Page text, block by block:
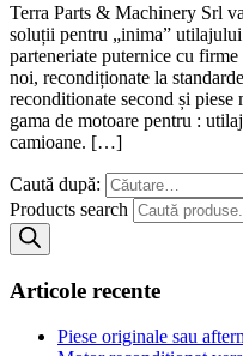
Terra Parts & Machinery Srl
soluții pentru „inima”
parteneriate puternice cu
noi, recondiționate la
reconditionate second și
gama de motoare pentru :
camioane. […]
Caută după:
Products search
Articole recente
Piese originale sau